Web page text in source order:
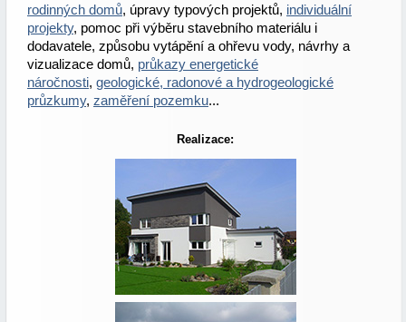
rodinných domů, úpravy typových projektů, individuální
projekty, pomoc při výběru stavebního materiálu i
dodavatele, způsobu vytápění a ohřevu vody, návrhy a
vizualizace domů, průkazy energetické
náročnosti, geologické, radonové a hydrogeologické
průzkumy, zaměření pozemku...
Realizace: